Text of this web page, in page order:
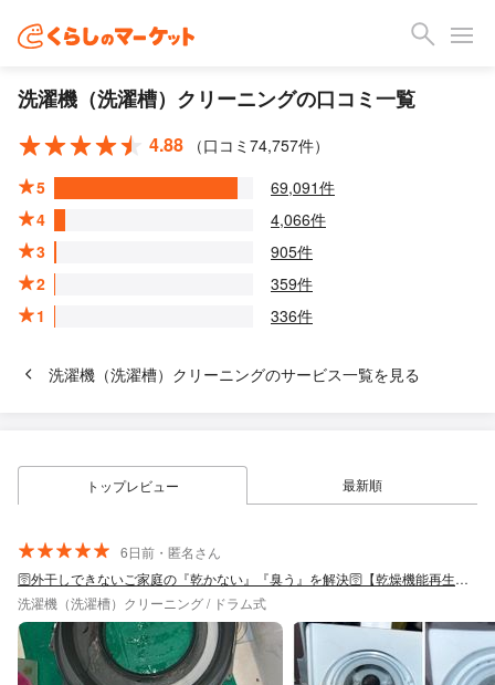
洗濯機（洗濯槽）クリーニングの口コミ一覧
4.88
（口コミ74,757件）
5
69,091件
4
4,066件
3
905件
2
359件
1
336件
洗濯機（洗濯槽）クリーニングのサービス一覧を見る
トップレビュー 最新順
6日前・匿名さん
🛜外干しできないご家庭の『乾かない』『臭う』を解決🛜【乾燥機能再生専門店】
洗濯機（洗濯槽）クリーニング / ドラム式